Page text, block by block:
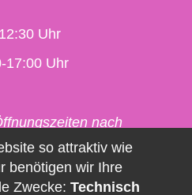
Uhr
17:00 Uhr
nach
so attraktiv wie
benötigen wir Ihre
Zwecke: Technisch